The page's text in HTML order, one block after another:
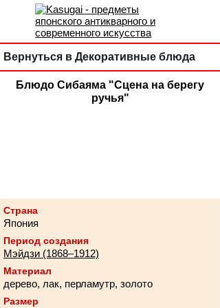
Вернуться в Декоративные блюда
Блюдо Сибаяма "Сцена на берегу
ручья"
Страна
Япония
Период создания
Мэйдзи (1868–1912)
Материал
дерево, лак, перламутр, золото
Размер